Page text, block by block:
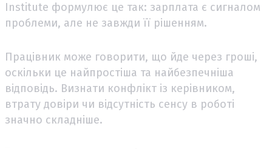
Institute формулює це так: зарплата є сигналом
проблеми, але не завжди її рішенням.
Працівник може говорити, що йде через гроші,
оскільки це найпростіша та найбезпечніша
відповідь. Визнати конфлікт із керівником,
втрату довіри чи відсутність сенсу в роботі
значно складніше.